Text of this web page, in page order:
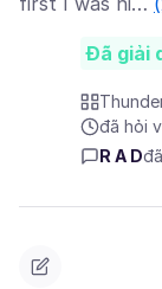
Đã giải
đã hỏi
R A D